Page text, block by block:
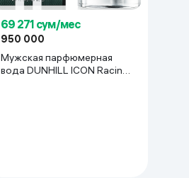
69 271 сум/мес
950 000
Мужская парфюмерная
вода DUNHILL ICON Racing,